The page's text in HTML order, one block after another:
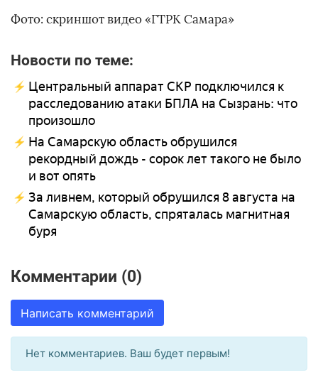
Фото: скриншот видео «ГТРК Самара»
Новости по теме:
Центральный аппарат СКР подключился к
расследованию атаки БПЛА на Сызрань: что
произошло
На Самарскую область обрушился
рекордный дождь - сорок лет такого не было
и вот опять
За ливнем, который обрушился 8 августа на
Самарскую область, спряталась магнитная
буря
Комментарии (0)
Написать комментарий
Нет комментариев. Ваш будет первым!